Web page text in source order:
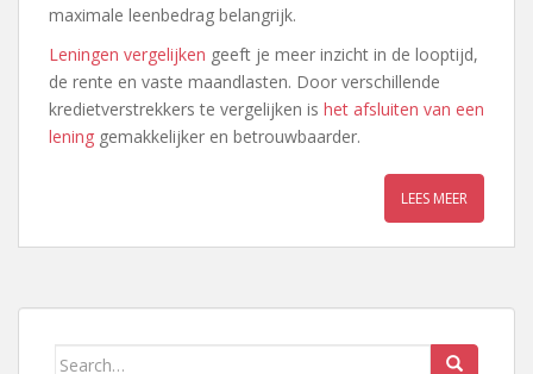
maximale leenbedrag belangrijk.
Leningen vergelijken geeft je meer inzicht in de looptijd,
de rente en vaste maandlasten. Door verschillende
kredietverstrekkers te vergelijken is het afsluiten van een
lening gemakkelijker en betrouwbaarder.
LEES MEER
Search